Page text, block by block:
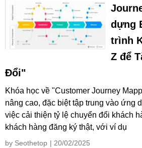
dựng
trình
Z để
Đổi"
Khóa học về "Customer Journey
nâng cao, đặc biệt tập trung vào ứng
việc cải thiện tỷ lệ chuyển đổi khách
khách hàng đăng ký thật, với ví dụ
by Seothetop | 20/02/2025